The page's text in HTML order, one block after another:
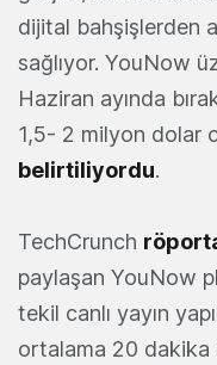
dijital bahşişlerden
sağlıyor. YouNow
Haziran ayında
1,5- 2 milyon dolar
belirtiliyordu.
TechCrunch
paylaşan YouNow
tekil canlı yayın
ortalama 20 dakika